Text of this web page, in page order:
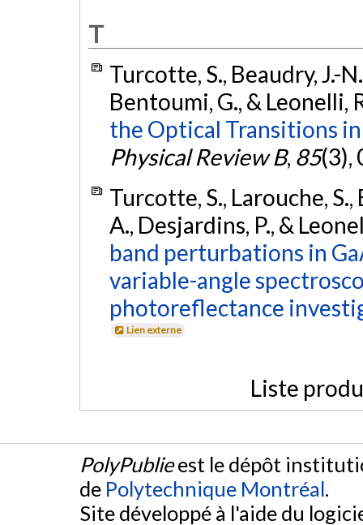
T
Turcotte, S., Beaudry, J.-
Bentoumi, G., & Leonelli,
the Optical Transitions
Physical Review B, 85(3),
Turcotte, S., Larouche,
A., Desjardins, P., &
band perturbations in
variable-angle
photoreflectance
Lien externe
Liste
PolyPublieest le dépôt
de Polytechnique Montréal.
Site développé à l'aide du